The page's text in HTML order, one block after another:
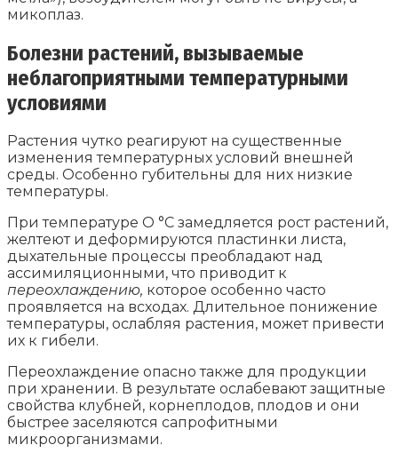
микоплаз.
Болезни растений, вызываемые
неблагоприятными температурными
условиями
Растения чутко реагируют на существенные
изменения температурных условий внешней
среды. Особенно губительны для них низкие
температуры.
При температуре О °С замедляется рост растений,
желтеют и деформируются пластинки листа,
дыхательные процессы преобладают над
ассимиляционными, что приводит к
переохлаждению, которое особенно часто
проявляется на всходах. Длительное понижение
температуры, ослабляя растения, может привести
их к гибели.
Переохлаждение опасно также для продукции
при хранении. В результате ослабевают защитные
свойства клубней, корнеплодов, плодов и они
быстрее заселяются сапрофитными
микроорганизмами.